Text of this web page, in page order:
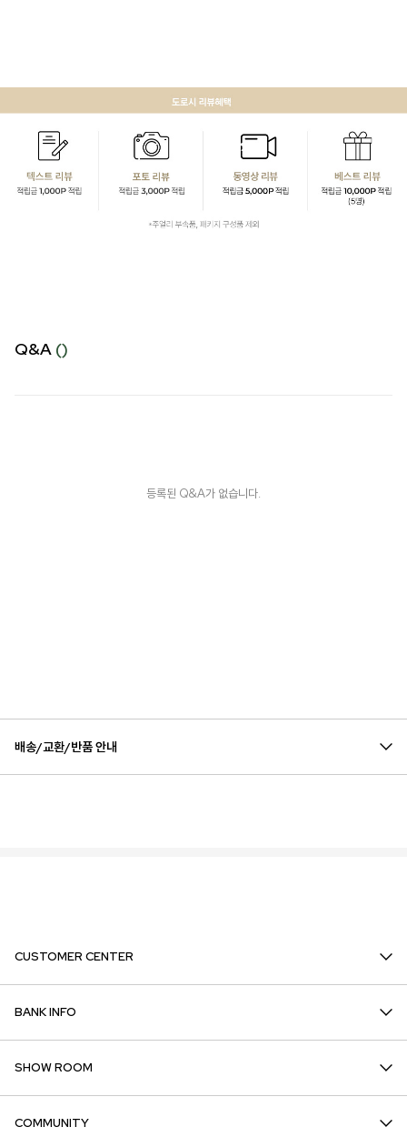
Q&A ()
등록된 Q&A가 없습니다.
배송/교환/반품 안내
CUSTOMER CENTER
BANK INFO
SHOW ROOM
COMMUNITY